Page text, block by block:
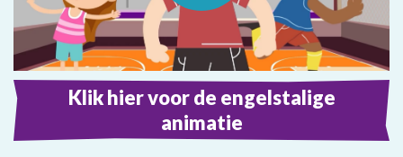
Klik hier voor de engelstalige
animatie